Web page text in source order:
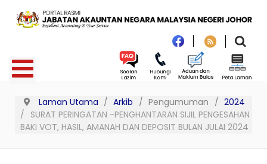
Laman Utama Arkib Pengumuman
2024
SURAT PERINGATAN -PENGHANTARAN SIJIL PENGESAHAN
BAKI VOT, HASIL, AMANAH DAN DEPOSIT BULAN JULAI 2024